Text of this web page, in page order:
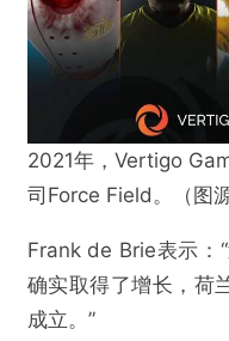
@VR陀螺
对话全球头部VR
编为VR带来体量
2021年，Vertigo
司Force Field。（图
Frank de Brie表示：
确实取得了增长，荷
成立。”